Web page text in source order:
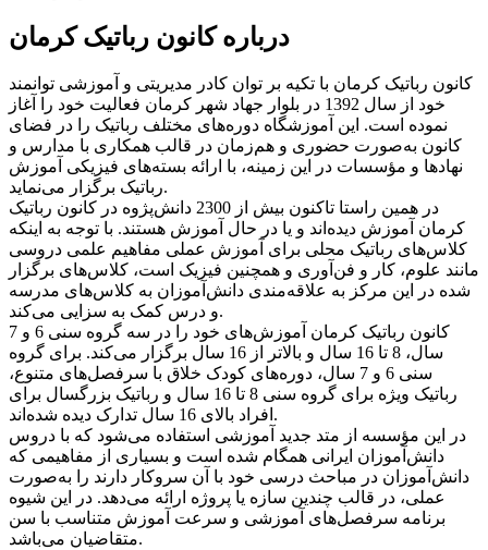
درباره کانون رباتیک کرمان
کانون رباتیک کرمان با تکیه بر توان کادر مدیریتی و آموزشی توانمند
خود از سال 1392 در بلوار جهاد شهر کرمان فعالیت خود را آغاز
نموده است. این آموزشگاه دوره‌های مختلف رباتیک را در فضای
کانون به‌صورت حضوری و هم‌زمان در قالب همکاری با مدارس و
نهادها و مؤسسات در این زمینه، با ارائه بسته‌های فیزیکی آموزش
رباتیک برگزار می‌نماید.
در همین راستا تاکنون بیش از 2300 دانش‌پژوه در کانون رباتیک
کرمان آموزش دیده‌اند و یا در حال آموزش هستند. با توجه به اینکه
کلاس‌های رباتیک محلی برای آموزش عملی مفاهیم علمی دروسی
مانند علوم، کار و فن‌آوری و همچنین فیزیک است، کلاس‌های برگزار
شده در این مرکز به علاقه‌مندی دانش‌آموزان به کلاس‌های مدرسه
و درس کمک به سزایی می‌کند.
کانون رباتیک کرمان آموزش‌های خود را در سه گروه سنی 6 و 7
سال، 8 تا 16 سال و بالاتر از 16 سال برگزار می‌کند. برای گروه
سنی 6 و 7 سال، دوره‌های کودک خلاق با سرفصل‌های متنوع،
رباتیک ویژه برای گروه سنی 8 تا 16 سال و رباتیک بزرگسال برای
افراد بالای 16 سال تدارک دیده شده‌اند.
در این مؤسسه از متد جدید آموزشی استفاده می‌شود که با دروس
دانش‌آموزان ایرانی همگام شده است و بسیاری از مفاهیمی که
دانش‌آموزان در مباحث درسی خود با آن سروکار دارند را به‌صورت
عملی، در قالب چندین سازه یا پروژه ارائه می‌دهد. در این شیوه
برنامه سرفصل‌های آموزشی و سرعت آموزش متناسب با سن
متقاضیان می‌باشد.